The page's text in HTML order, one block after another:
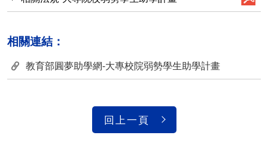
相關連結：
教育部圓夢助學網-大專校院弱勢學生助學計畫
回上一頁